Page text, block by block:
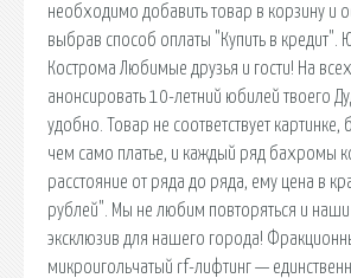
необходимо добавить товар в корзину и
выбрав способ оплаты "Купить в кредит".
Кострома Любимые друзья и гости! На
анонсировать 10-летний юбилей твоего
удобно. Товар не соответствует
чем само платье, и каждый ряд бахромы
расстояние от ряда до ряда, ему цена в
рублей". Мы не любим повторяться и наши
эксклюзив для нашего города!
микроигольчатый rf-лифтинг —